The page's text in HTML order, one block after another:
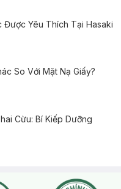
Được Yêu Thích Tại Hasaki
So Với Mặt Nạ Giấy?
Cừu: Bí Kiếp Dưỡng